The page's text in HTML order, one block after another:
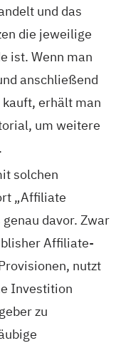
und das
die jeweilige
ist. Wenn man
anschließend
erhält man
um weitere
solchen
„Affiliate
davor. Zwar
Affiliate-
nutzt
Investition
zu